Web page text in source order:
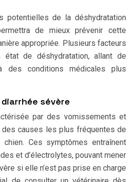
potentielles de la déshydratation
de mieux prévenir cette
appropriée. Plusieurs facteurs
état de déshydratation, allant de
des conditions médicales plus
sévère
par des vomissements et
des causes les plus fréquentes de
Ces symptômes entraînent
et d’électrolytes, pouvant mener
si elle n’est pas prise en charge